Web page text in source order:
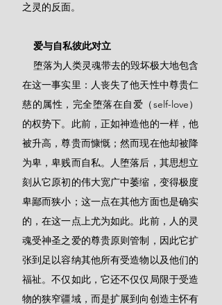
之灵的反面。
    爱与自私彼此对立
在这一事实里：人丧失了他天性中尊贵仁
慈的属性，完全堕落在自爱（self-love）
的权势下。此前，正如神造他的一样，他
被升高，尊贵而慷慨；然而现在他却被降
为卑，卑贱而自私。人堕落后，其思想立
刻从它原初的伟大宽广中萎缩，变得极度
卑鄙而狭小；这一点在其他方面也是确实
的，在这一点上尤为如此。此前，人的灵
魂受神圣之爱的尊贵原则管制，因此它扩
张到足以容纳其他所有受造物以及他们的
福祉。不仅如此，它还不仅仅局限于受造
物的狭窄疆域，而是扩展到向创造主怀有